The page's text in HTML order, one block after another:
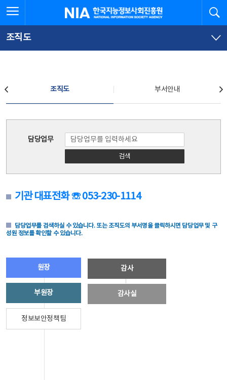
문
로
가
체
뉴
바
가
한국지능정보사회진흥원
조직도
조직도 부서안내
담당업무
검색
기관 대표전화 ☏ 053-230-1114
담당업무를 검색하실 수 있습니다. 또는 조직도의 부서명을 클릭하시면 담당업무 및 구
성원 정보를 확인할 수 있습니다.
원장
부원장
정보보안정책팀
감사
감사실